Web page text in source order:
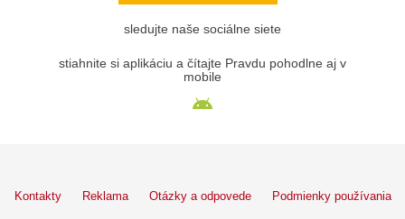
sledujte naše sociálne siete
stiahnite si aplikáciu a čítajte Pravdu pohodlne aj v
mobile
Kontakty Reklama Otázky a odpovede Podmienky používania